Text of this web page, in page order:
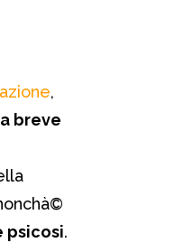
,
breve
psicosi.